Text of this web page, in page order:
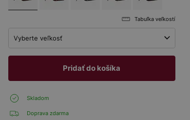
Tabuľka veľkostí
Vyberte veľkosť
Pridať do košíka
Skladom
Doprava zdarma